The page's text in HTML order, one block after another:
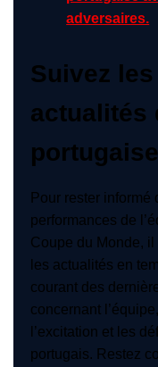
adversaires.
Suivez
actualités
Pour rester
performances de
Coupe du Monde,
les actualités en
courant des
concernant
l’excitation et les
portugais. Restez